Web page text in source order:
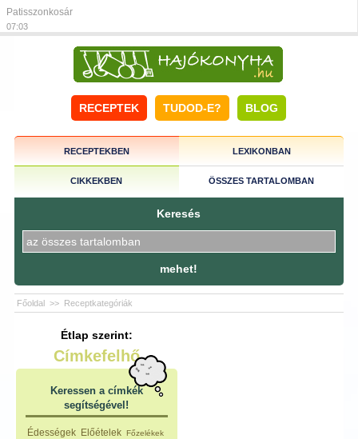
Patisszonkosár
07:03
RECEPTEK TUDOD-E? BLOG
RECEPTEKBEN LEXIKONBAN
CIKKEKBEN ÖSSZES TARTALOMBAN
Keresés
mehet!
Főoldal >> Receptkategóriák
Étlap szerint:
Címkefelhő
Keressen a címkék
segítségével!
Édességek Előételek Főzelékek